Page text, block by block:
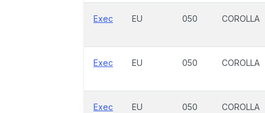
Exec EU 050 COROLLA
Exec EU 050 COROLLA
Exec EU 050 COROLLA